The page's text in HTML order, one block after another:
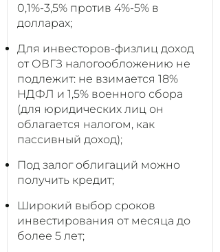
0,1%-3,5% против 4%-5% в
долларах;
Для инвесторов-физлиц доход
от ОВГЗ налогообложению не
подлежит: не взимается 18%
НДФЛ и 1,5% военного сбора
(для юридических лиц он
облагается налогом, как
пассивный доход);
Под залог облигаций можно
получить кредит;
Широкий выбор сроков
инвестирования от месяца до
более 5 лет;